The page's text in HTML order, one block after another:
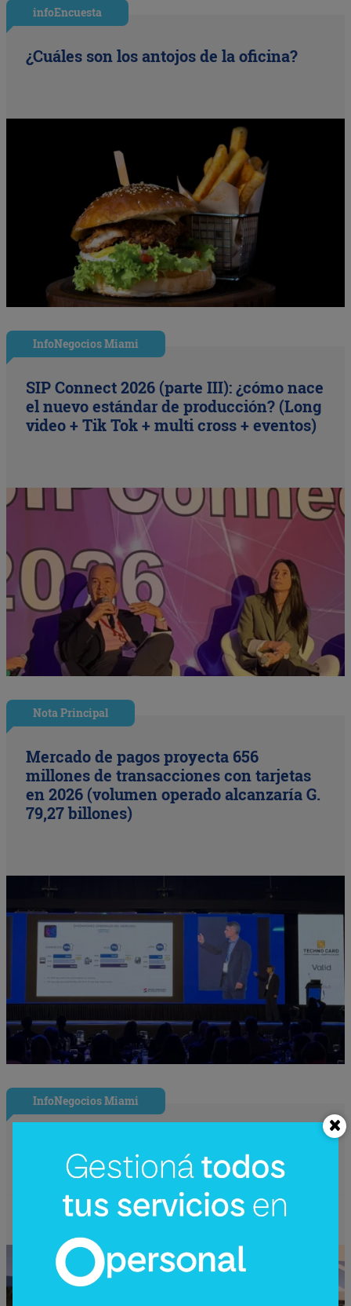
infoEncuesta
¿Cuáles son los antojos de la oficina?
InfoNegocios Miami
SIP Connect 2026 (parte III): ¿cómo nace
el nuevo estándar de producción? (Long
video + Tik Tok + multi cross + eventos)
Nota Principal
Mercado de pagos proyecta 656
millones de transacciones con tarjetas
en 2026 (volumen operado alcanzaría G.
79,27 billones)
InfoNegocios Miami
gastronómico con la cena (nudista) más
disruptiva del año